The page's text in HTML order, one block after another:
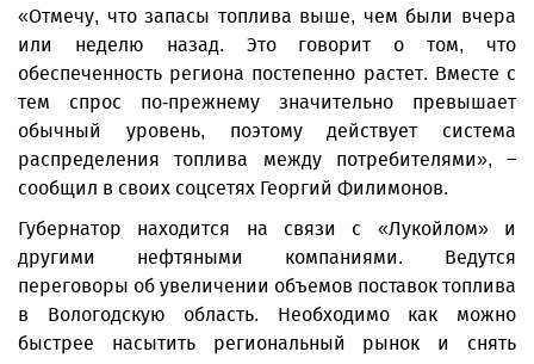
«Отмечу, что запасы топлива выше, чем были вчера
или неделю назад. Это говорит о том, что
обеспеченность региона постепенно растет. Вместе с
тем спрос по-прежнему значительно превышает
обычный уровень, поэтому действует система
распределения топлива между потребителями», –
сообщил в своих соцсетях Георгий Филимонов.
Губернатор находится на связи с «Лукойлом» и
другими нефтяными компаниями. Ведутся
переговоры об увеличении объемов поставок топлива
в Вологодскую область. Необходимо как можно
быстрее насытить региональный рынок и снять